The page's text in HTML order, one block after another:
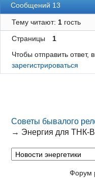
Сообщений 13
Тему читают: 1гость
Страницы
1
Чтобы отправить ответ,
зарегистрироваться
Советы бывалого
→ Энергия для ТНК-
Форум